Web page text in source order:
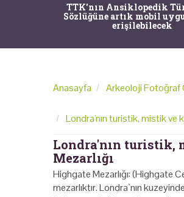
TTK'nın Ansiklopedik
Sözlüğüne artık mobil
erişilebilecek
Anasayfa Arkeoloji Fotoğraf
Londra'nın turistik, mistik ve
Londra'nın turistik,
Mezarlığı
Highgate Mezarlığı: (Highgate
mezarlıktır. Londra`nın